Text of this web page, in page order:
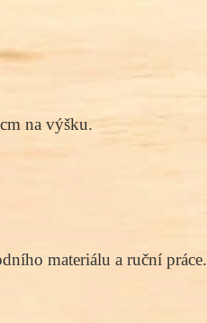
na výšku.
materiálu a ruční práce.